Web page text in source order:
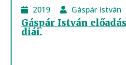
2019 Gáspár István
Gáspár István
diái.